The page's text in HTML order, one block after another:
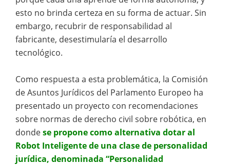
esto no brinda certeza en su forma de actuar. Sin
embargo, recubrir de responsabilidad al
fabricante, desestimularía el desarrollo
tecnológico.
Como respuesta a esta problemática, la Comisión
de Asuntos Jurídicos del Parlamento Europeo ha
presentado un proyecto con recomendaciones
sobre normas de derecho civil sobre robótica, en
dondese propone como alternativa dotar al
Robot Inteligente de una clase de personalidad
jurídica, denominada “Personalidad